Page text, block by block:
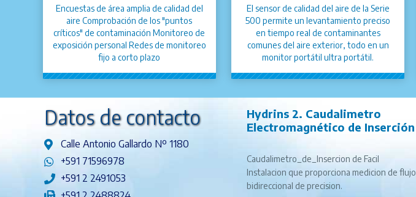
Encuestas de área amplia de calidad del
aire Comprobación de los "puntos
críticos" de contaminación Monitoreo de
exposición personal Redes de monitoreo
fijo a corto plazo
El sensor de calidad del aire de la Serie
500 permite un levantamiento preciso
en tiempo real de contaminantes
comunes del aire exterior, todo en un
monitor portátil ultra portátil.
Datos de contacto
Calle Antonio Gallardo Nº 1180
+591 71596978
+591 2 2491053
Hydrins 2. Caudalimetro
Electromagnético de Inserción
Caudalimetro_de_Insercion de Facil
Instalacion que proporciona medicion de flujo
bidireccional de precision.